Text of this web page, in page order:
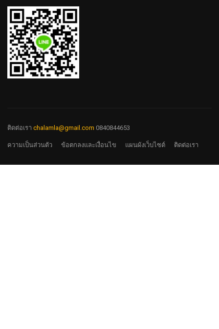
ติดต่อเรา chalamla@gmail.com 0840844653
ความเป็นส่วนตัว ข้อตกลงและเงื่อนไข แผนผังเว็บไซต์ ติดต่อเรา